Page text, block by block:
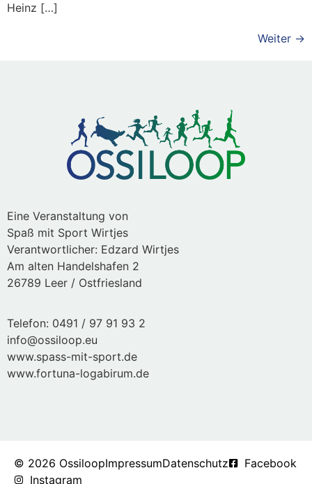
Heinz […]
Weiter →
Eine Veranstaltung von
Spaß mit Sport Wirtjes
Verantwortlicher: Edzard Wirtjes
Am alten Handelshafen 2
26789 Leer / Ostfriesland
Telefon: 0491 / 97 91 93 2
info@ossiloop.eu
www.spass-mit-sport.de
www.fortuna-logabirum.de
© 2026 OssiloopImpressumDatenschutz
Facebook
Instagram